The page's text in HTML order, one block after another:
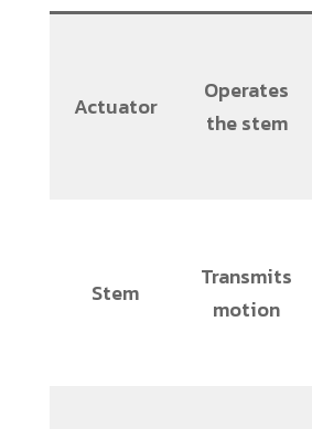
Actuator
Operates
the stem
Stem
Transmits
motion